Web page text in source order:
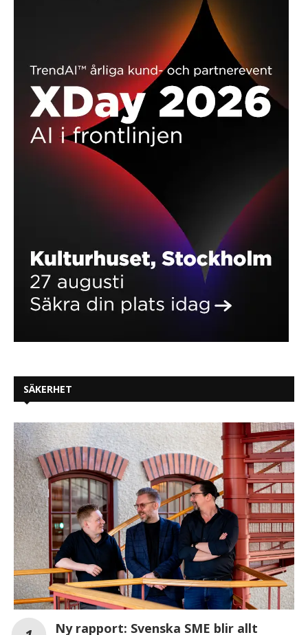
SÄKERHET
Ny rapport: Svenska SME blir allt